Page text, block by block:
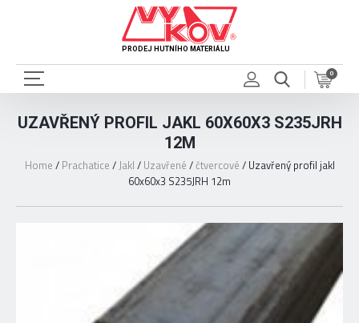
PRODEJ HUTNÍHO MATERIÁLU
0
UZAVŘENÝ PROFIL JAKL 60X60X3 S235JRH
12M
Home / Prachatice /Jakl / Uzavřené /čtvercové / Uzavřený profil jakl
60x60x3 S235JRH 12m